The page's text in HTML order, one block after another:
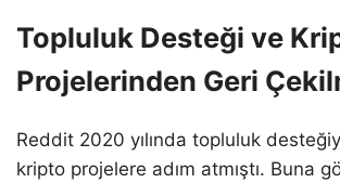
Topluluk Desteği ve
Projelerinden Geri
Reddit 2020 yılında topluluk
kripto projelere adım atmıştı. Buna